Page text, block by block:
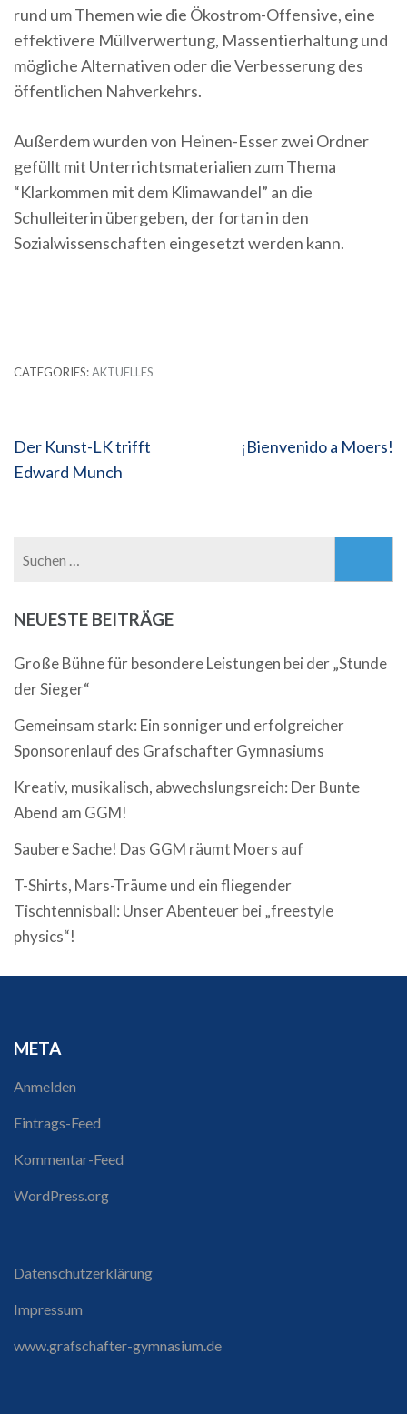
rund um Themen wie die Ökostrom-Offensive, eine
effektivere Müllverwertung, Massentierhaltung und
mögliche Alternativen oder die Verbesserung des
öffentlichen Nahverkehrs.
Außerdem wurden von Heinen-Esser zwei Ordner
gefüllt mit Unterrichtsmaterialien zum Thema
“Klarkommen mit dem Klimawandel” an die
Schulleiterin übergeben, der fortan in den
Sozialwissenschaften eingesetzt werden kann.
CATEGORIES:AKTUELLES
Beitragsnavigation
Der Kunst-LK trifft
Edward Munch
¡Bienvenido a Moers!
NEUESTE BEITRÄGE
Große Bühne für besondere Leistungen bei der „Stunde
der Sieger“
Gemeinsam stark: Ein sonniger und erfolgreicher
Sponsorenlauf des Grafschafter Gymnasiums
Kreativ, musikalisch, abwechslungsreich: Der Bunte
Abend am GGM!
Saubere Sache! Das GGM räumt Moers auf
T-Shirts, Mars-Träume und ein fliegender
Tischtennisball: Unser Abenteuer bei „freestyle
physics“!
META
Anmelden
Eintrags-Feed
Kommentar-Feed
WordPress.org
Datenschutzerklärung
Impressum
www.grafschafter-gymnasium.de